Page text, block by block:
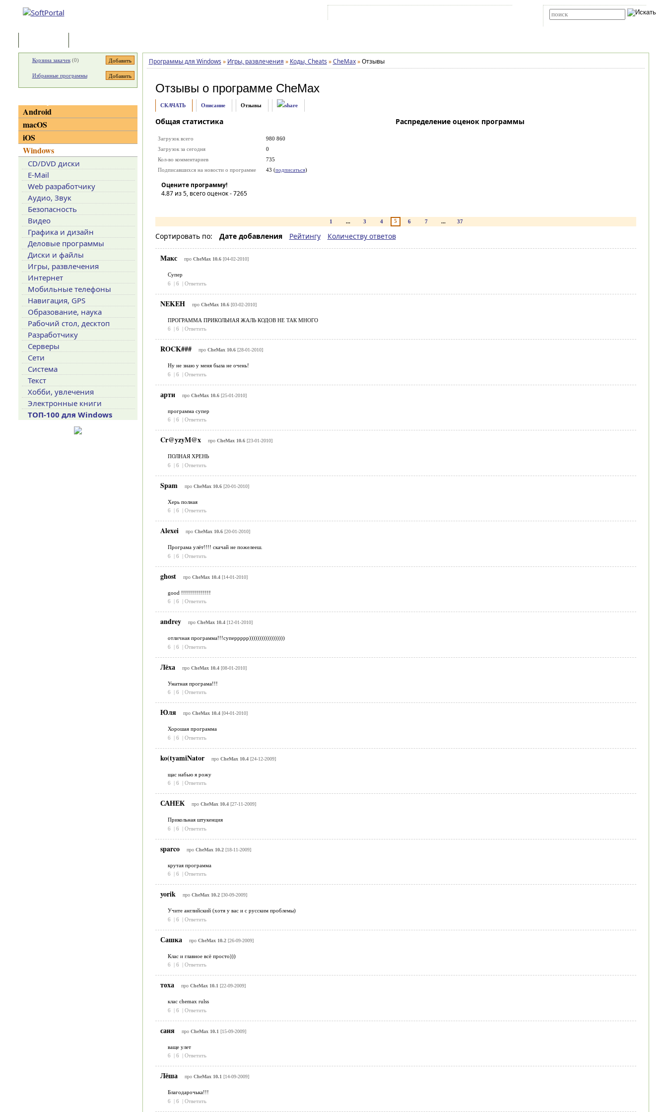
Программы для Windows » Игры, развлечения » Коды, Cheats » CheMax » Отзывы
Отзывы о программе CheMax
СКАЧАТЬ Описание Отзывы
Общая статистика
Загрузок всего
980 860
Загрузок за сегодня
0
Кол-во комментариев
735
Подписавшихся на новости о программе
43 (подписаться)
Оцените программу!
4.87из 5, всего оценок -7265
Распределение оценок программы
1 ... 3 4 5 6 7 ... 37
Сортировать по: Дате добавления Рейтингу Количеству ответов
Макс про CheMax 10.6[04-02-2010]
Супер
6
| 6 | Ответить
NEKEH про CheMax 10.6[03-02-2010]
ПРОГРАММА ПРИКОЛЬНАЯ ЖАЛЬ КОДОВ НЕ ТАК МНОГО
6
| 6 | Ответить
ROCK### про CheMax 10.6[28-01-2010]
Ну не знаю у меня была не очень!
6
| 6 | Ответить
арти про CheMax 10.6[25-01-2010]
программа супер
6
| 6 | Ответить
Cr@yzyM@x про CheMax 10.6[23-01-2010]
ПОЛНАЯ ХРЕНЬ
6
| 6 | Ответить
Spam про CheMax 10.6[20-01-2010]
Херь полная
6
| 6 | Ответить
Alexei про CheMax 10.6[20-01-2010]
Програма улёт!!!! скачай не пожелееш.
6
| 6 | Ответить
ghost про CheMax 10.4[14-01-2010]
good !!!!!!!!!!!!!!!
6
| 6 | Ответить
andrey про CheMax 10.4[12-01-2010]
отличная программа!!!суперрррр))))))))))))))))))
6
| 6 | Ответить
Лёха про CheMax 10.4[08-01-2010]
Уматная програма!!!
6
| 6 | Ответить
Юля про CheMax 10.4[04-01-2010]
Хорошая программа
6
| 6 | Ответить
ko(tyamiNator про CheMax 10.4[24-12-2009]
щас набью я рожу
6
| 6 | Ответить
САНЕК про CheMax 10.4[27-11-2009]
Прикольная штукенция
6
| 6 | Ответить
sparco про CheMax 10.2[18-11-2009]
крутая программа
6
| 6 | Ответить
yorik про CheMax 10.2[30-09-2009]
Учите английский (хотя у вас и с русским проблемы)
6
| 6 | Ответить
Сашка про CheMax 10.2[26-09-2009]
Клас и главное всё просто)))
6
| 6 | Ответить
тоха про CheMax 10.1 [22-09-2009]
клас chemax rulss
6
| 6 | Ответить
саня про CheMax 10.1 [15-09-2009]
ваще улет
6
| 6 | Ответить
Лёша про CheMax 10.1 [14-09-2009]
Благодарочька!!!
6
| 6 | Ответить
Корзина закачек(0)
Избранные программы
Android
macOS
iOS
Windows
CD/DVD диски
E-Mail
Web разработчику
Аудио, Звук
Безопасность
Видео
Графика и дизайн
Деловые программы
Диски и файлы
Игры, развлечения
Интернет
Мобильные телефоны
Навигация, GPS
Образование, наука
Рабочий стол, десктоп
Разработчику
Серверы
Сети
Система
Текст
Хобби, увлечения
Электронные книги
ТОП-100 для Windows